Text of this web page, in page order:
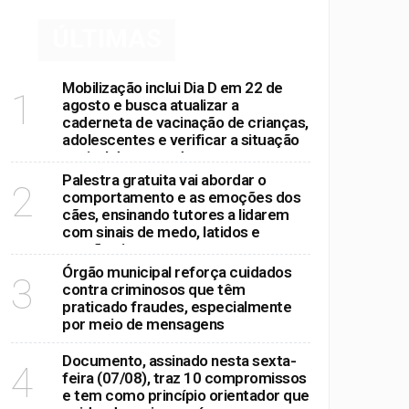
e mobilização em Mogi
dos Ipês
1
Mobilização inclui Dia D em 22 de
agosto e busca atualizar a
caderneta de vacinação de crianças,
adolescentes e verificar a situação
vacinal dos moradores
2
Palestra gratuita vai abordar o
comportamento e as emoções dos
cães, ensinando tutores a lidarem
com sinais de medo, latidos e
reações intensas
3
Órgão municipal reforça cuidados
contra criminosos que têm
praticado fraudes, especialmente
por meio de mensagens
4
Documento, assinado nesta sexta-
feira (07/08), traz 10 compromissos
e tem como princípio orientador que